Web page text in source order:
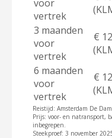
voor
vertrek
3 maanden
voor
vertrek
€
6 maanden
voor
vertrek
€
Reistijd: Amsterdam De
Prijs: voor- en natransport,
inbegrepen.
Steekproef: 3 november